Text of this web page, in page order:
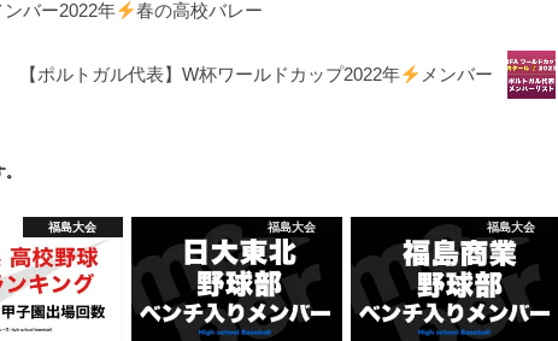
ンバー2022年 春の高校バレー
【ポルトガル代表】W杯ワールドカップ2022年 メンバー
福島大会 福島大会 福島大会